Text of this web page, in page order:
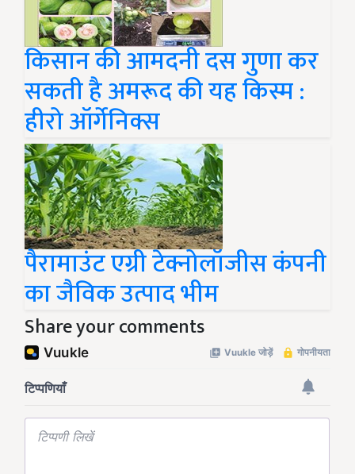
किसान की आमदनी दस गुणा कर
सकती है अमरूद की यह किस्म :
हीरो ऑर्गेनिक्स
पैरामाउंट एग्री टेक्नोलॉजीस कंपनी
का जैविक उत्पाद भीम
Share your comments